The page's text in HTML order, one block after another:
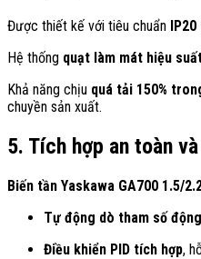
Được thiết kế với tiêu chuẩn IP20
Hệ thống quạt làm mát hiệu
Khả năng chịu quá tải 150%
chuyền sản xuất.
5. Tích hợp an toàn
Biến tần Yaskawa GA700 1.5/
Tự động dò tham số
Điều khiển PID tích hợp,